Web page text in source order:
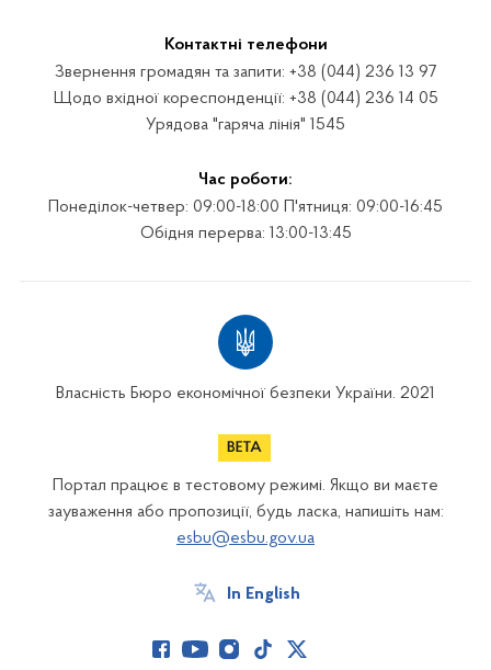
Контактні телефони
Звернення громадян та запити: +38 (044) 236 13 97
Щодо вхідної кореспонденції: +38 (044) 236 14 05
Урядова "гаряча лінія" 1545
Час роботи:
Понеділок-четвер: 09:00-18:00 П'ятниця: 09:00-16:45
Обідня перерва: 13:00-13:45
Власність Бюро економічної безпеки України. 2021
Портал працює в тестовому режимі. Якщо ви маєте
зауваження або пропозиції, будь ласка, напишіть нам:
esbu@esbu.gov.ua
In English